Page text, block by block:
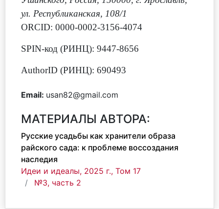
ул. Республиканская, 108/1
ORCID: 0000-0002-3156-4074
SPIN-код (РИНЦ): 9447-8656
AuthorID (РИНЦ): 690493
Email: usan82@gmail.com
МАТЕРИАЛЫ АВТОРА:
Русские усадьбы как хранители образа
райского сада: к проблеме воссоздания
наследия
Идеи и идеалы, 2025 г., Том 17
№3, часть 2